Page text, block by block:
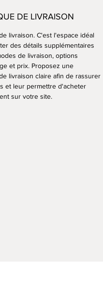
fil du temps.
H.250cm x L.100cm x
DE LIVRAISON
livraison. C'est l'espace idéal
des détails supplémentaires
de livraison, options
et prix. Proposez une
livraison claire afin de rassurer
et leur permettre d'acheter
sur votre site.